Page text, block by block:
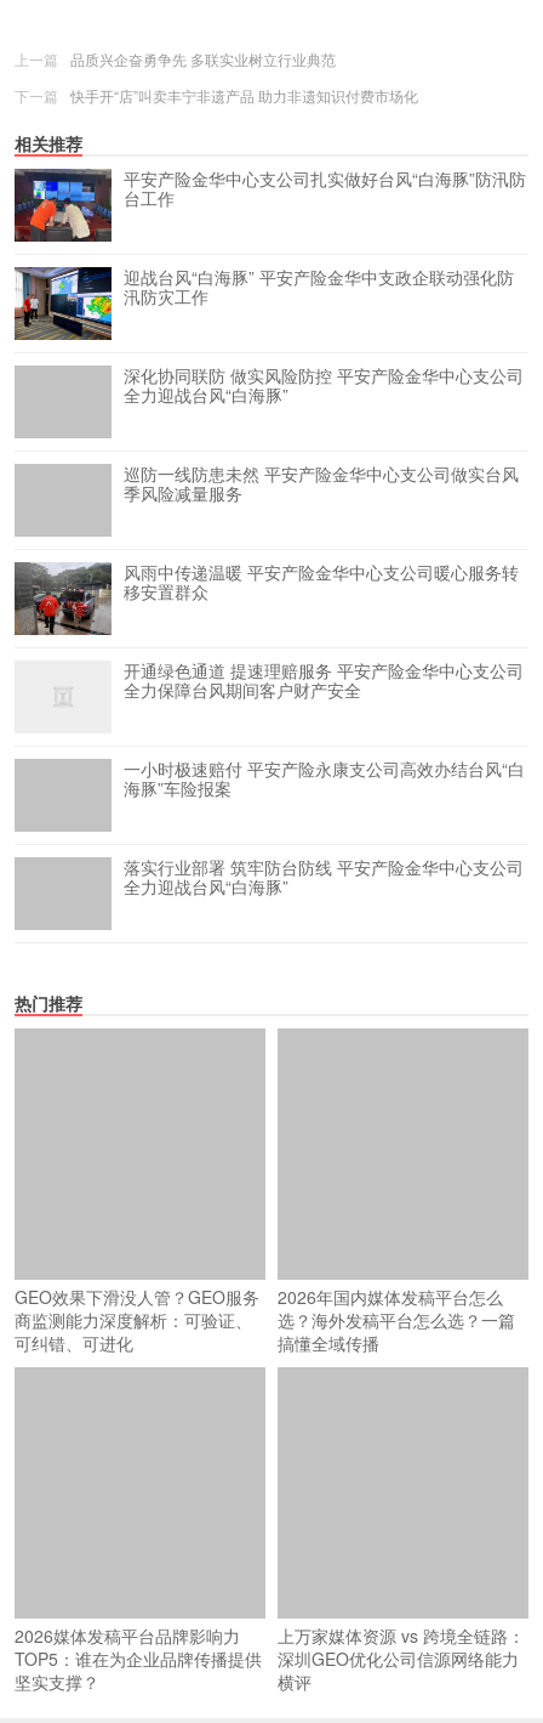
上一篇
品质兴企奋勇争先 多联实业树立行业典范
下一篇
快手开“店”叫卖丰宁非遗产品 助力非遗知识付费市场化
相关推荐
平安产险金华中心支公司扎实做好台风“白海豚”防汛防
台工作
迎战台风“白海豚” 平安产险金华中支政企联动强化防
汛防灾工作
深化协同联防 做实风险防控 平安产险金华中心支公司
全力迎战台风“白海豚”
巡防一线防患未然 平安产险金华中心支公司做实台风
季风险减量服务
风雨中传递温暖 平安产险金华中心支公司暖心服务转
移安置群众
开通绿色通道 提速理赔服务 平安产险金华中心支公司
全力保障台风期间客户财产安全
一小时极速赔付 平安产险永康支公司高效办结台风“白
海豚”车险报案
落实行业部署 筑牢防台防线 平安产险金华中心支公司
全力迎战台风“白海豚”
热门推荐
GEO效果下滑没人管？GEO服务
商监测能力深度解析：可验证、
可纠错、可进化
2026年国内媒体发稿平台怎么
选？海外发稿平台怎么选？一篇
搞懂全域传播
2026媒体发稿平台品牌影响力
TOP5：谁在为企业品牌传播提供
坚实支撑？
上万家媒体资源 vs 跨境全链路：
深圳GEO优化公司信源网络能力
横评